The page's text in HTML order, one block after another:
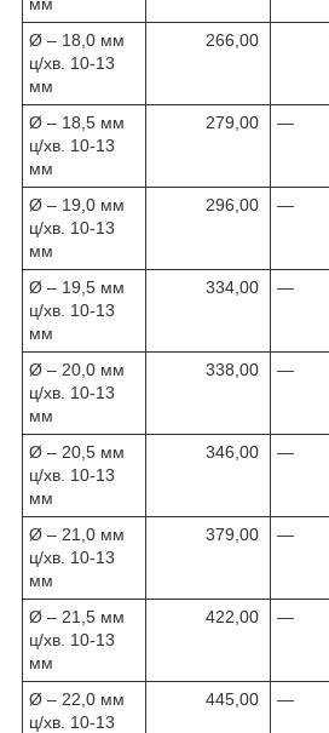
Ø – 18,0 мм
ц/хв. 10-13
мм
266,00
Ø – 18,5 мм
ц/хв. 10-13
мм
279,00 —
Ø – 19,0 мм
ц/хв. 10-13
мм
296,00 —
Ø – 19,5 мм
ц/хв. 10-13
мм
334,00 —
Ø – 20,0 мм
ц/хв. 10-13
мм
338,00 —
Ø – 20,5 мм
ц/хв. 10-13
мм
346,00 —
Ø – 21,0 мм
ц/хв. 10-13
мм
379,00 —
Ø – 21,5 мм
ц/хв. 10-13
мм
422,00 —
Ø – 22,0 мм
ц/хв. 10-13
445,00 —